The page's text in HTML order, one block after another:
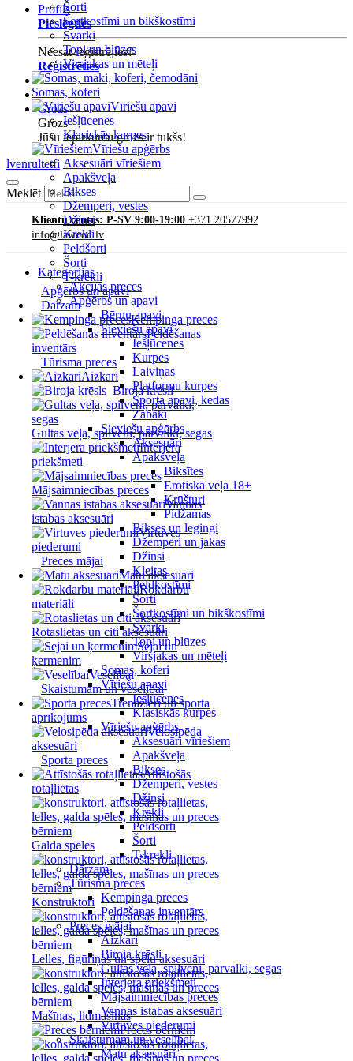
Šorti
Šortkostīmi un bikškostīmi
Svārki
Topi un blūzes
Virsjakas un mēteļi
Somas, koferi
Vīriešu apavi
Iešļūcenes
Klasiskās kurpes
Vīriešu apģērbs
Aksesuāri vīriešiem
Apakšveļa
Bikses
Džemperi, vestes
Džinsi
Krekli
Peldšorti
Šorti
T-krekli
Apģērbs un apavi
Dārzam
Kempinga preces
Peldēšanas
inventārs
Tūrisma preces
Aizkari
Biroja krēsli
Gultas veļa, spilveni, pārvalki, segas
Interjera
priekšmeti
Mājsaimniecības preces
Vannas
istabas aksesuāri
Virtuves
piederumi
Preces mājai
Matu aksesuāri
Rokdarbu
materiāli
Rotaslietas un citi aksesuāri
Sejai un
ķermenim
Veselībai
Skaistumam un veselībai
Trenažieri un sporta
aprīkojums
Velosipēda
aksesuāri
Sporta preces
Attīstošās
rotaļlietas
Galda spēles
Konstruktori
Lelles, figūriņas un spēļu aksesuāri
Mašīnas, lidmašīnas
Preces bērniem
Profils
Pieslēgties
Neesat reģistrējies?
Reģistrēties
Grozs
Grozs
Jūsu iepirkumu grozs ir tukšs!
lvenrultetfi
Meklēt
Klientu centrs: P-SV 9:00-19:00 +371 20577992
info@lawood.lv
Kategorijas
Akcijas preces
Apģērbs un apavi
Bērnu apavi
Sieviešu apavi
Iešļūcenes
Kurpes
Laiviņas
Platformu kurpes
Sporta apavi, kedas
Zābaki
Sieviešu apģērbs
Aksesuāri
Apakšveļa
Biksītes
Erotiskā veļa 18+
Krūšturi
Pidžamas
Bikses un legingi
Džemperi un jakas
Džinsi
Kleitas
Peldkostīmi
Šorti
Šortkostīmi un bikškostīmi
Svārki
Topi un blūzes
Virsjakas un mēteļi
Somas, koferi
Vīriešu apavi
Iešļūcenes
Klasiskās kurpes
Vīriešu apģērbs
Aksesuāri vīriešiem
Apakšveļa
Bikses
Džemperi, vestes
Džinsi
Krekli
Peldšorti
Šorti
T-krekli
Dārzam
Tūrisma preces
Kempinga preces
Peldēšanas inventārs
Preces mājai
Aizkari
Biroja krēsli
Gultas veļa, spilveni, pārvalki, segas
Interjera priekšmeti
Mājsaimniecības preces
Vannas istabas aksesuāri
Virtuves piederumi
Skaistumam un veselībai
Matu aksesuāri